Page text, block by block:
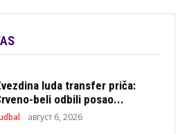
luda transfer priča:
beli odbili posao...
август 6, 2026